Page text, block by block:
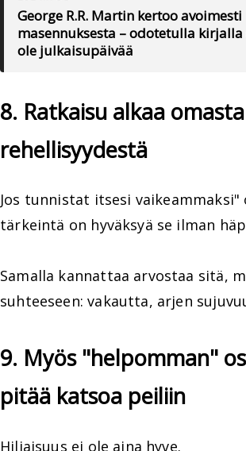
George R.R. Martin kertoo avoimesti
masennuksesta – odotetulla kirjalla
ole julkaisupäivää
8. Ratkaisu alkaa omasta
rehellisyydestä
Jos tunnistat itsesi vaikeammaksi"
tärkeintä on hyväksyä se ilman
Samalla kannattaa arvostaa sitä,
suhteeseen: vakautta, arjen
9. Myös "helpomman"
pitää katsoa peiliin
Hiljaisuus ei ole aina hyve.